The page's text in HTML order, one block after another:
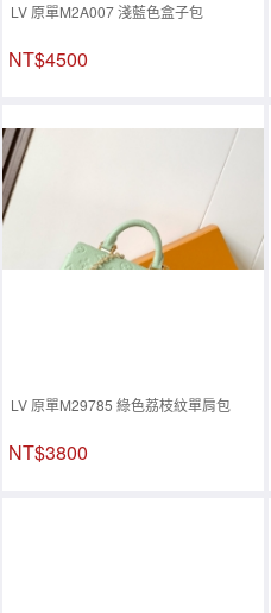
LV 原單M2A007 淺藍色盒子包
NT$4500
LV 原單M29785 綠色荔枝紋單肩包
NT$3800